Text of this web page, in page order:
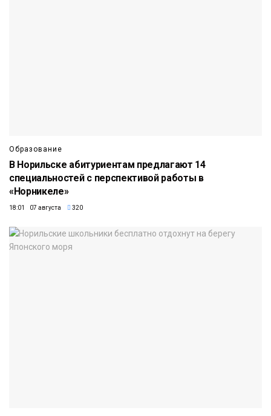
Образование
В Норильске абитуриентам предлагают 14
специальностей с перспективой работы в
«Норникеле»
18:01 07 августа 320